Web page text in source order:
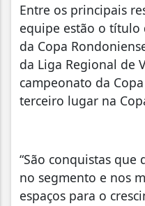
Entre os principais
equipe estão o título
da Copa
da Liga Regional de
campeonato da
terceiro lugar na
“São conquistas que
no segmento e nos
espaços para o